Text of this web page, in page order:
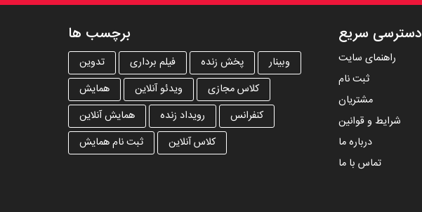
دسترسی سریع
راهنمای سایت
ثبت نام
مشتریان
شرایط و قوانین
درباره ما
تماس با ما
برچسب ها
وبینار پخش زنده فیلم برداری
تدوین
کلاس مجازی
ویدئو آنلاین
همایش
کنفرانس
رویداد زنده
همایش آنلاین
کلاس آنلاین
ثبت نام همایش